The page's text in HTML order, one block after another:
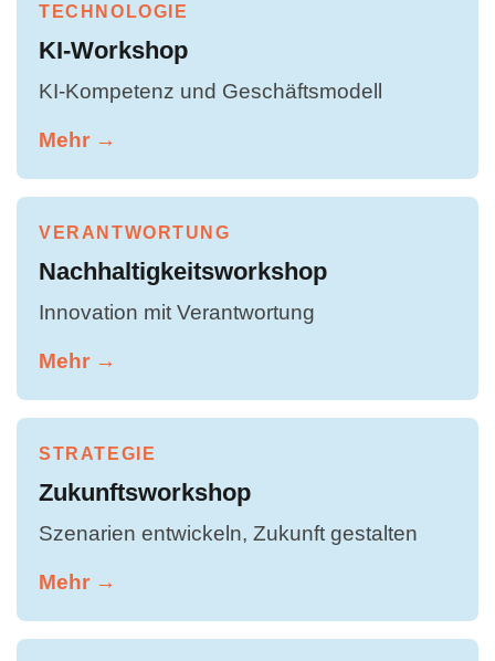
TECHNOLOGIE
KI-Workshop
KI-Kompetenz und Geschäftsmodell
Mehr →
VERANTWORTUNG
Nachhaltigkeitsworkshop
Innovation mit Verantwortung
Mehr →
STRATEGIE
Zukunftsworkshop
Szenarien entwickeln, Zukunft gestalten
Mehr →